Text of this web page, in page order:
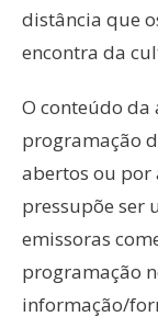
distância que
encontra da
O conteúdo
programação
abertos ou por
pressupõe ser
emissoras
programação
informação/